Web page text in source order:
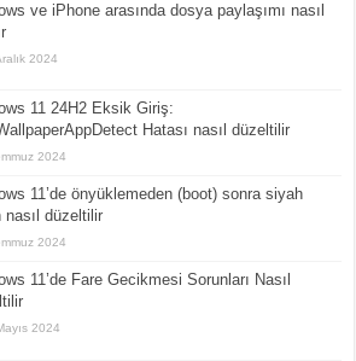
ve iPhone arasında dosya paylaşımı nasıl
2024
11 24H2 Eksik Giriş:
Hatası nasıl düzeltilir
2024
11’de önyüklemeden (boot) sonra siyah
nasıl düzeltilir
2024
11’de Fare Gecikmesi Sorunları Nasıl
2024